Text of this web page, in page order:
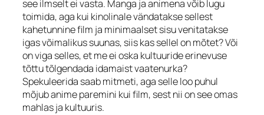
see ilmselt ei vasta. Manga ja animena võib lugu
toimida, aga kui kinolinale vändatakse sellest
kahetunnine film ja minimaalset sisu venitatakse
igas võimalikus suunas, siis kas sellel on mõtet? Või
on viga selles, et me ei oska kultuuride erinevuse
tõttu tõlgendada idamaist vaatenurka?
Spekuleerida saab mitmeti, aga selle loo puhul
mõjub anime paremini kui film, sest nii on see omas
mahlas ja kultuuris.